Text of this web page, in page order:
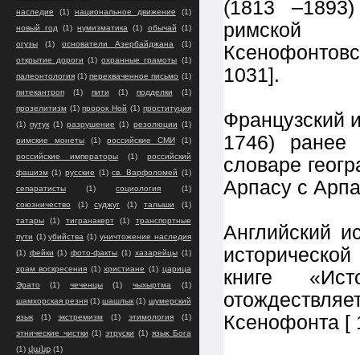
(1813
римской
1031].
Французский
1746)
словаре
Арпасу с
Английский
книге
Ксенофонта [
наследие
(1) национальное движение
(1)
новый год
(1) нумизматика (1) обычай
(1)
огузы
(1) основатели Азербайджана
(1)
открытие дороги (1) охранные грамоты (1)
палеонтология (1) перехваченное письмо (1)
питекантроп
(1) пити (1) подделки
(1)
прозелитизм (1) пророк Ной (1) проституция
(1) путук (1) разрушение (1) резолюции (1)
римские монеты
(1) российские СМИ
(1)
российские императоры
(1)
российский
фашизм (1) русские (1) св. Варфоломей (1)
сепаратисты
(1) социология
(1)
союзничество
(1) суджуг (1) талыши
(1)
татары
(1) тигранакерт (1)
транспортные
пути (1) убийства (1) уничтожение наследия
(1) фейки (1) фото-факты (1) хазарейцы (1)
храм воскресения (1) христиане (1) царица
Эрато
(1) чеченцы (1) чыхыртма
(1)
шамхорская резня (1) шашлык (1) шумерский
язык
(1) экстремизм (1) этимология
(1)
этнические чистки (1) этруски (1) язык Бога
(1) վանք (1)